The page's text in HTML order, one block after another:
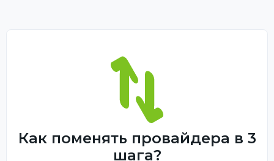
Как поменять провайдера в 3
шага?